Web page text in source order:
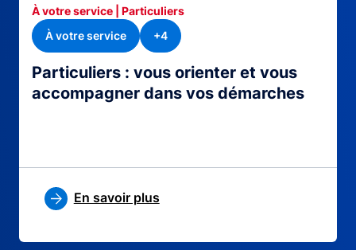
Particuliers : vous orienter et vous
accompagner dans vos démarches
À votre service | Particuliers
À votre service
+4
En savoir plus